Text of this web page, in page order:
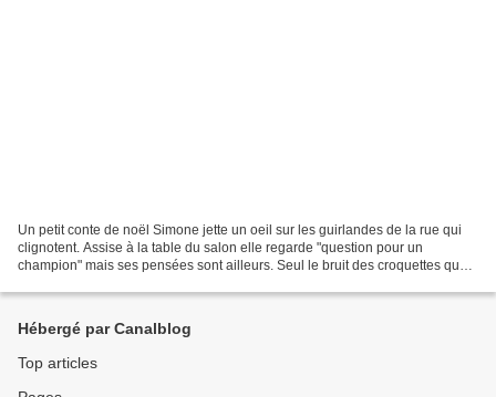
Un petit conte de noël Simone jette un oeil sur les guirlandes de la rue qui
clignotent. Assise à la table du salon elle regarde "question pour un
champion" mais ses pensées sont ailleurs. Seul le bruit des croquettes que
Hébergé par Canalblog
Top articles